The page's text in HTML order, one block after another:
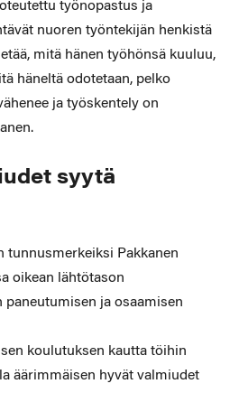
työnopastus ja
nuoren työntekijän henkistä
mitä hänen työhönsä kuuluu,
häneltä odotetaan, pelko
ja työskentely on
syytä
tunnusmerkeiksi Pakkanen
oikean lähtötason
ja osaamisen
koulutuksen kautta töihin
äärimmäisen hyvät valmiudet